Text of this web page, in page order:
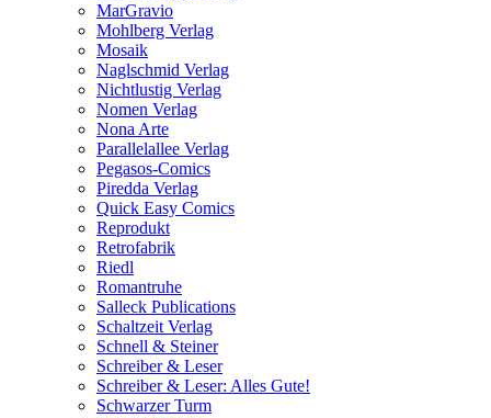
MarGravio
Mohlberg Verlag
Mosaik
Naglschmid Verlag
Nichtlustig Verlag
Nomen Verlag
Nona Arte
Parallelallee Verlag
Pegasos-Comics
Piredda Verlag
Quick Easy Comics
Reprodukt
Retrofabrik
Riedl
Romantruhe
Salleck Publications
Schaltzeit Verlag
Schnell & Steiner
Schreiber & Leser
Schreiber & Leser: Alles Gute!
Schwarzer Turm